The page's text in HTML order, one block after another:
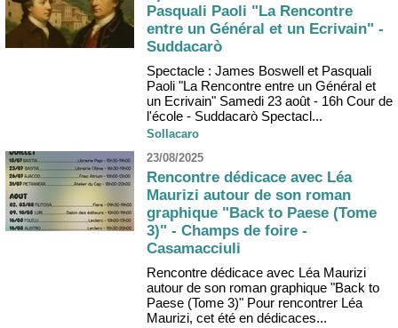
Pasquali Paoli "La Rencontre
entre un Général et un Ecrivain" -
Suddacarò
Spectacle : James Boswell et Pasquali
Paoli "La Rencontre entre un Général et
un Ecrivain" Samedi 23 août - 16h Cour de
l'école - Suddacarò Spectacl...
Sollacaro
23/08/2025
Rencontre dédicace avec Léa
Maurizi autour de son roman
graphique "Back to Paese (Tome
3)" - Champs de foire -
Casamacciuli
Rencontre dédicace avec Léa Maurizi
autour de son roman graphique "Back to
Paese (Tome 3)" Pour rencontrer Léa
Maurizi, cet été en dédicaces...